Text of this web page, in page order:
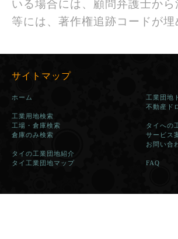
いる場合には、顧問弁護士か
等には、著作権追跡コードが
サイトマップ
ホーム
工業用地検索
工場・倉庫検索
倉庫のみ検索
タイの工業団地紹介
タイ工業団地マップ
工業団地
不動産ド
タイへの
サービス
お問い合
FAQ